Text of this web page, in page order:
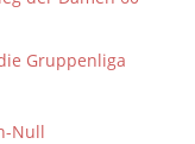
Gruppenliga
Null